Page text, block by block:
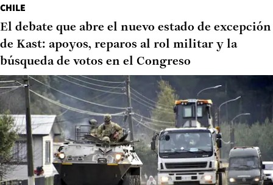
CHILE
El debate que abre el nuevo estado de excepción
de Kast: apoyos, reparos al rol militar y la
búsqueda de votos en el Congreso